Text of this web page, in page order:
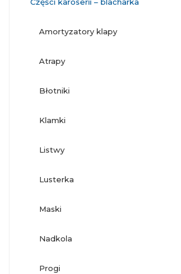
części karoserii – blacharka
amortyzatory klapy
atrapy
błotniki
klamki
listwy
lusterka
maski
nadkola
progi